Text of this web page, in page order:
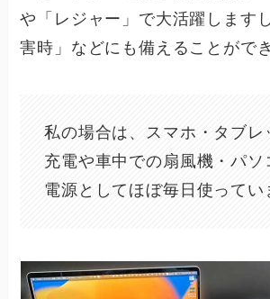
や「レジャー」 で大活躍しますし
害時」 などにも備えることがで
私の場合は、スマホ・タブレ
充電や車中での扇風機・パソ
電源としてほぼ毎日使ってい